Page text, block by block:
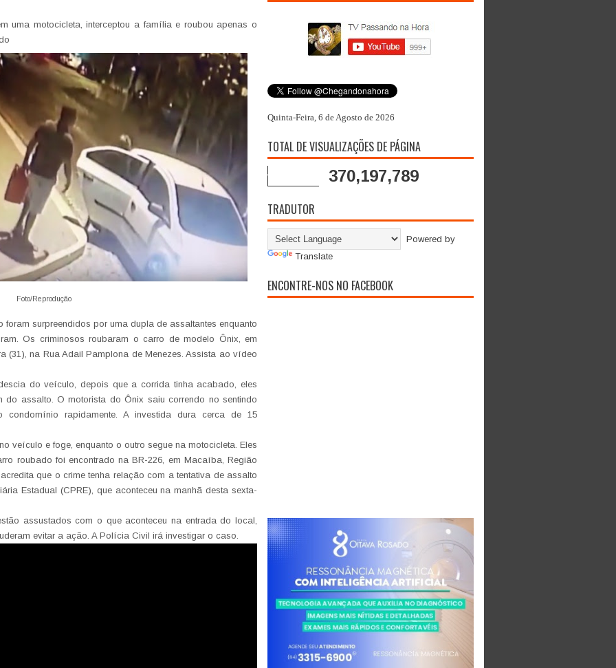
uma motocicleta, interceptou a família e roubou apenas o
Foto/Reprodução
surpreendidos por uma dupla de assaltantes enquanto
Os criminosos roubaram o carro de modelo Ônix, em
(31), na Rua Adail Pamplona de Menezes. Assista ao vídeo
do veículo, depois que a corrida tinha acabado, eles
do assalto. O motorista do Ônix saiu correndo no sentindo
condomínio rapidamente. A investida dura cerca de 15
veículo e foge, enquanto o outro segue na motocicleta. Eles
roubado foi encontrado na BR-226, em Macaíba, Região
que o crime tenha relação com a tentativa de assalto
Estadual (CPRE), que aconteceu na manhã desta sexta-
assustados com o que aconteceu na entrada do local,
evitar a ação. A Polícia Civil irá investigar o caso.
Quinta-Feira, 6 de Agosto de 2026
TOTAL DE VISUALIZAÇÕES DE PÁGINA
370,197,789
TRADUTOR
Powered by
Translate
ENCONTRE-NOS NO FACEBOOK